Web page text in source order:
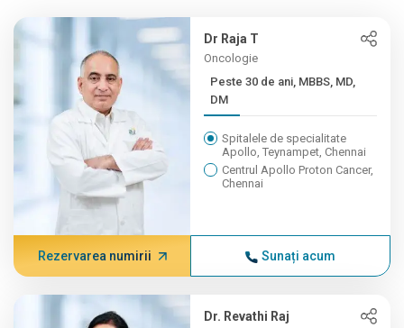
Dr Raja T
Oncologie
Peste 30 de ani, MBBS, MD,
DM
Spitalele de specialitate
Apollo, Teynampet, Chennai
Centrul Apollo Proton Cancer,
Chennai
Rezervarea numirii Sunați acum
Dr. Revathi Raj